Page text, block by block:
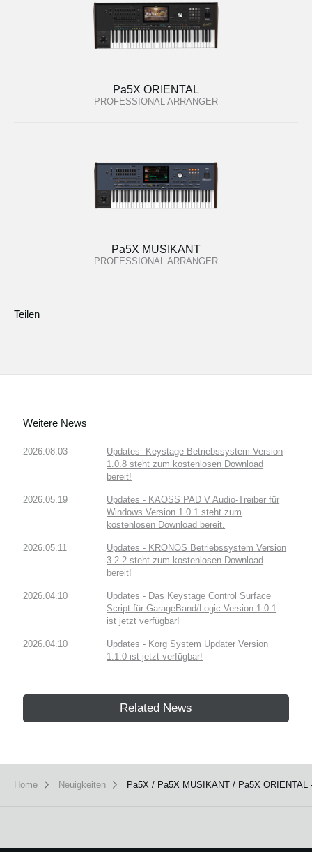
Pa5X ORIENTAL
PROFESSIONAL ARRANGER
Pa5X MUSIKANT
PROFESSIONAL ARRANGER
Teilen
Weitere News
2026.08.03
Updates- Keystage Betriebssystem Version
1.0.8 steht zum kostenlosen Download
bereit!
2026.05.19
Updates - KAOSS PAD V Audio-Treiber für
Windows Version 1.0.1 steht zum
kostenlosen Download bereit.
2026.05.11
Updates - KRONOS Betriebssystem Version
3.2.2 steht zum kostenlosen Download
bereit!
2026.04.10
Updates - Das Keystage Control Surface
Script für GarageBand/Logic Version 1.0.1
ist jetzt verfügbar!
2026.04.10
Updates - Korg System Updater Version
1.1.0 ist jetzt verfügbar!
Related News
Home Neuigkeiten Pa5X / Pa5X MUSIKANT / Pa5X